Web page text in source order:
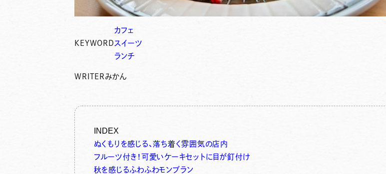
KEYWORD
カフェ
スイーツ
ランチ
WRITER みかん
INDEX
ぬくもりを感じる、落ち着く雰囲気の店内
フルーツ付き！可愛いケーキセットに目が釘付け
秋を感じるふわふわモンブラン